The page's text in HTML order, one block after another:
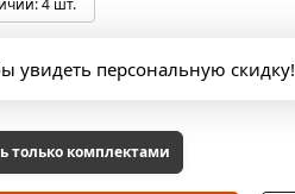
4 шт.
увидеть персональную скидку!
только комплектами